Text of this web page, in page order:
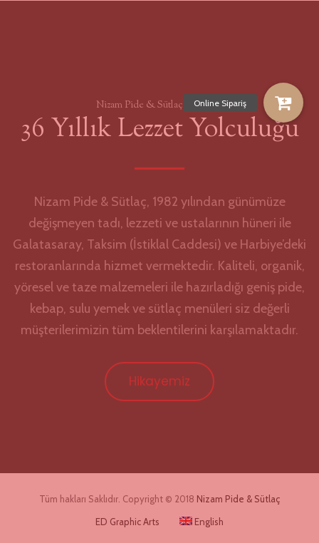
Nizam Pide & Sütlaç Salonları
36 Yıllık Lezzet Yolculuğu
Nizam Pide & Sütlaç, 1982 yılından günümüze
değişmeyen tadı, lezzeti ve ustalarının hüneri ile
Galatasaray, Taksim (İstiklal Caddesi) ve Harbiye’deki
restoranlarında hizmet vermektedir. Kaliteli, organik,
yöresel ve taze malzemeleri ile hazırladığı geniş pide,
kebap, sulu yemek ve sütlaç menüleri siz değerli
müşterilerimizin tüm beklentilerini karşılamaktadır.
Hikayemiz
Tüm hakları Saklıdır. Copyright © 2018 Nizam Pide & Sütlaç
ED Graphic Arts
English